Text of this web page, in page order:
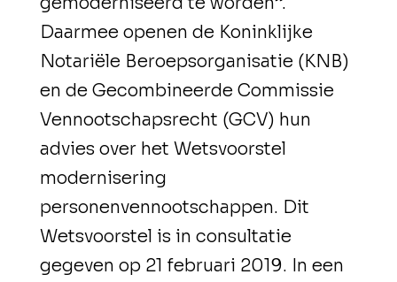
Daarmee openen de Koninklijke
Notariële Beroepsorganisatie (KNB)
en de Gecombineerde Commissie
Vennootschapsrecht (GCV) hun
advies over het Wetsvoorstel
modernisering
personenvennootschappen. Dit
Wetsvoorstel is in consultatie
gegeven op 21 februari 2019. In een